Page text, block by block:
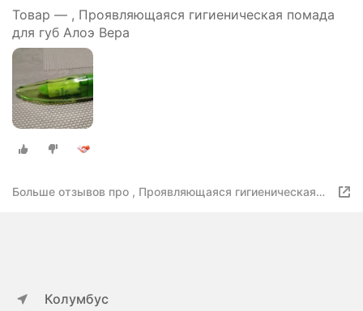
Товар — , Проявляющаяся гигиеническая помада
для губ Алоэ Вера
Больше отзывов про , Проявляющаяся гигиеническая
Колумбус